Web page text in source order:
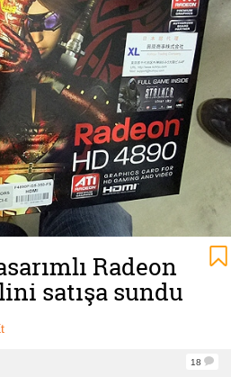
Radeon
satışa sundu
18